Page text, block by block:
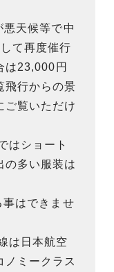
天候等で中
て再度催行
は23,000円
飛行からの景
ご覧いただけ
はショート
の多い服装は
はできませ
は日本航空
ノミークラス